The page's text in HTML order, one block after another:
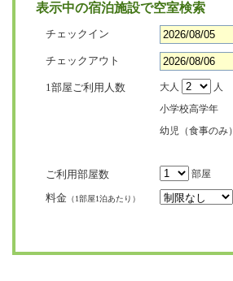
表示中の宿泊施設で空室検索
チェックイン
チェックアウト
1部屋ご利用人数 大人
人
小学校高学年
幼児（食事のみ）
ご利用部屋数 部屋
料金 （1部屋1泊あたり）